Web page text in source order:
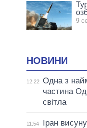
9
НОВИНИ
12:22 Одна з
частина
світла
11:54
Іран